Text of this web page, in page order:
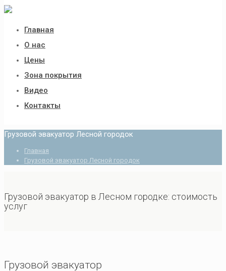
Главная
О нас
Цены
Зона покрытия
Видео
Контакты
Грузовой эвакуатор Лесной городок
Главная
Грузовой эвакуатор Лесной городок
Грузовой эвакуатор в Лесном городке: стоимость
услуг
Грузовой эвакуатор